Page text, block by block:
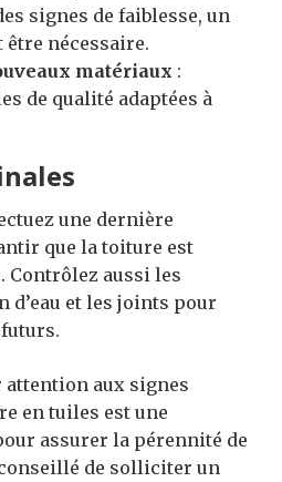
signes de faiblesse, un
nécessaire.
matériaux :
de qualité adaptées à
une dernière
que la toiture est
Contrôlez aussi les
d’eau et les joints pour
aux signes
en tuiles est une
assurer la pérennité de
de solliciter un